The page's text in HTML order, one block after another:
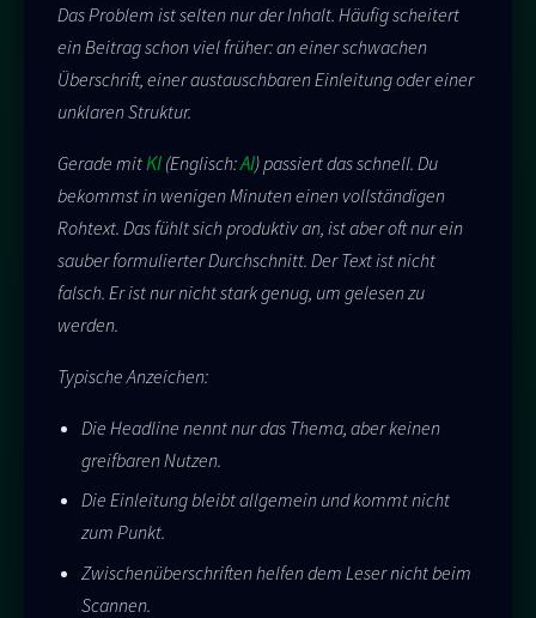
Das Problem ist selten nur der Inhalt. Häufig scheitert
ein Beitrag schon viel früher: an einer schwachen
Überschrift, einer austauschbaren Einleitung oder einer
unklaren Struktur.
Gerade mit KI (Englisch:AI) passiert das schnell. Du
bekommst in wenigen Minuten einen vollständigen
Rohtext. Das fühlt sich produktiv an, ist aber oft nur ein
sauber formulierter Durchschnitt. Der Text ist nicht
falsch. Er ist nur nicht stark genug, um gelesen zu
werden.
Typische Anzeichen:
Die Headline nennt nur das Thema, aber keinen
greifbaren Nutzen.
Die Einleitung bleibt allgemein und kommt nicht
zum Punkt.
Zwischenüberschriften helfen dem Leser nicht beim
Scannen.